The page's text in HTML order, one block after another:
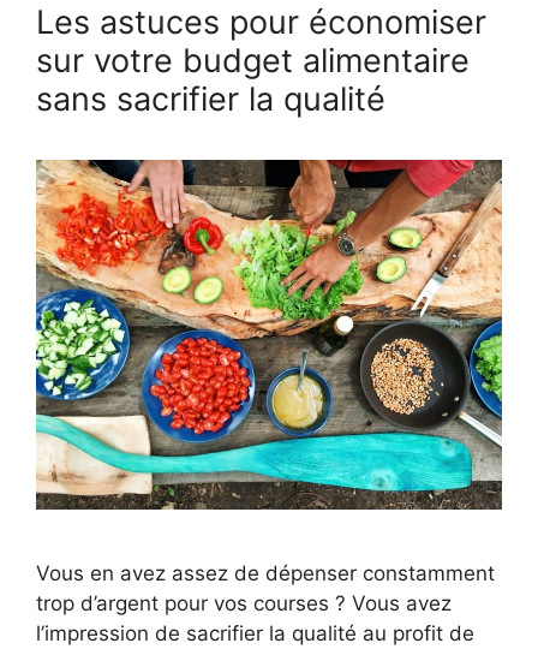
Les astuces pour économiser
sur votre budget alimentaire
sans sacrifier la qualité
Vous en avez assez de dépenser constamment
trop d’argent pour vos courses ? Vous avez
l’impression de sacrifier la qualité au profit de